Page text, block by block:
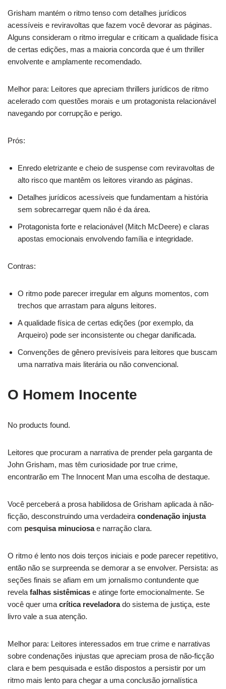
Grisham mantém o ritmo tenso com detalhes jurídicos
acessíveis e reviravoltas que fazem você devorar as páginas.
Alguns consideram o ritmo irregular e criticam a qualidade física
de certas edições, mas a maioria concorda que é um thriller
envolvente e amplamente recomendado.
Melhor para: Leitores que apreciam thrillers jurídicos de ritmo
acelerado com questões morais e um protagonista relacionável
navegando por corrupção e perigo.
Prós:
Enredo eletrizante e cheio de suspense com reviravoltas de
alto risco que mantêm os leitores virando as páginas.
Detalhes jurídicos acessíveis que fundamentam a história
sem sobrecarregar quem não é da área.
Protagonista forte e relacionável (Mitch McDeere) e claras
apostas emocionais envolvendo família e integridade.
Contras:
O ritmo pode parecer irregular em alguns momentos, com
trechos que arrastam para alguns leitores.
A qualidade física de certas edições (por exemplo, da
Arqueiro) pode ser inconsistente ou chegar danificada.
Convenções de gênero previsíveis para leitores que buscam
uma narrativa mais literária ou não convencional.
O Homem Inocente
No products found.
Leitores que procuram a narrativa de prender pela garganta de
John Grisham, mas têm curiosidade por true crime,
encontrarão em The Innocent Man uma escolha de destaque.
Você perceberá a prosa habilidosa de Grisham aplicada à não-
ficção, desconstruindo uma verdadeira condenação injusta
com pesquisa minuciosae narração clara.
O ritmo é lento nos dois terços iniciais e pode parecer repetitivo,
então não se surpreenda se demorar a se envolver. Persista: as
seções finais se afiam em um jornalismo contundente que
revela falhas sistêmicas e atinge forte emocionalmente. Se
você quer uma crítica reveladorado sistema de justiça, este
livro vale a sua atenção.
Melhor para: Leitores interessados em true crime e narrativas
sobre condenações injustas que apreciam prosa de não-ficção
clara e bem pesquisada e estão dispostos a persistir por um
ritmo mais lento para chegar a uma conclusão jornalística